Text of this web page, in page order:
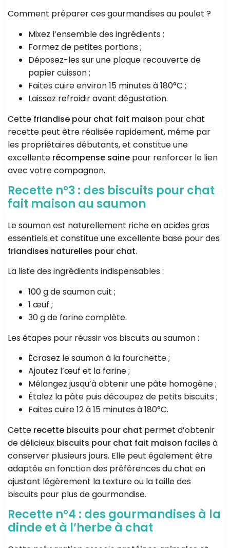
Comment préparer ces gourmandises au poulet ?
Mixez l’ensemble des ingrédients ;
Formez de petites portions ;
Déposez-les sur une plaque recouverte de
papier cuisson ;
Faites cuire environ 15 minutes à 180°C ;
Laissez refroidir avant dégustation.
Cette friandise pour chat fait maison pour chat
recette peut être réalisée rapidement, même par
les propriétaires débutants, et constitue une
excellente récompense saine pour renforcer le lien
avec votre compagnon.
Recette n°3 : des biscuits pour chat
fait maison au saumon
Le saumon est naturellement riche en acides gras
essentiels et constitue une excellente base pour des
friandises naturelles pour chat.
La liste des ingrédients indispensables :
100 g de saumon cuit ;
1 œuf ;
30 g de farine complète.
Les étapes pour réussir vos biscuits au saumon :
Écrasez le saumon à la fourchette ;
Ajoutez l’œuf et la farine ;
Mélangez jusqu’à obtenir une pâte homogène ;
Étalez la pâte puis découpez de petits biscuits ;
Faites cuire 12 à 15 minutes à 180°C.
Cette recette biscuits pour chat permet d’obtenir
de délicieux biscuits pour chat fait maison faciles à
conserver plusieurs jours. Elle peut également être
adaptée en fonction des préférences du chat en
ajustant légèrement la texture ou la taille des
biscuits pour plus de gourmandise.
Recette n°4 : des gourmandises à la
dinde et à l’herbe à chat